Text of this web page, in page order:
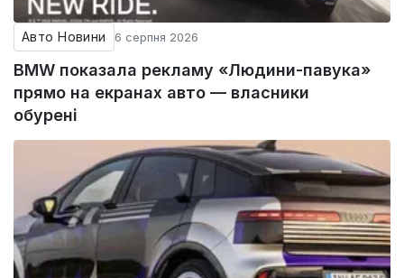
Авто Новини 6 серпня 2026
BMW показала рекламу «Людини-павука»
прямо на екранах авто — власники
обурені